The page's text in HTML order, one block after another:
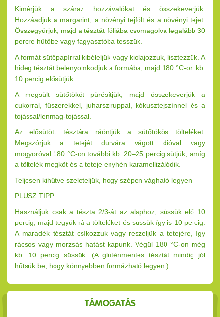
Kimérjük a száraz hozzávalókat és összekeverjük.
Hozzáadjuk a margarint, a növényi tejfölt és a növényi tejet.
Összegyúrjuk, majd a tésztát fóliába csomagolva legalább 30
percre hűtőbe vagy fagyasztóba tesszük.
A formát sütőpapírral kibéleljük vagy kiolajozzuk, lisztezzük. A
hideg tésztát belenyomkodjuk a formába, majd 180 °C-on kb.
10 percig elősütjük.
A megsült sütőtököt pürésítjük, majd összekeverjük a
cukorral, fűszerekkel, juharsziruppal, kókusztejszínnel és a
tojással/lenmag-tojással.
Az elősütött tésztára ráöntjük a sütőtökös tölteléket.
Megszórjuk a tetejét durvára vágott dióval vagy
mogyoróval.180 °C-on további kb. 20–25 percig sütjük, amíg
a töltelék megköt és a teteje enyhén karamellizálódik.
Teljesen kihűtve szeleteljük, hogy szépen vágható legyen.
PLUSZ TIPP:
Használjuk csak a tészta 2/3-át az alaphoz, süssük elő 10
percig, majd tegyük rá a tölteléket és süssük így is 10 percig.
A maradék tésztát csíkozzuk vagy reszeljük a tetejére, így
rácsos vagy morzsás hatást kapunk. Végül 180 °C-on még
kb. 10 percig süssük. (A gluténmentes tésztát mindig jól
hűtsük be, hogy könnyebben formázható legyen.)
TÁMOGATÁS